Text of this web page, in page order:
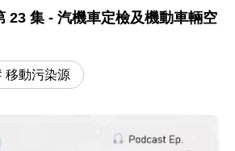
23 集 - 汽機車定檢及機動車輛空
移動污染源